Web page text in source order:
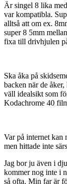
Är singel 8 lika
var kompatibla.
alltså att om ex.
super 8 5mm
fixa till drivhjulen
Ska åka på
backen när de
väll idealsikt som
Kodachrome 40
Var på internet kan
men hittade inte
Jag bor ju även i
kommer nog inte i
så ofta. Min far är